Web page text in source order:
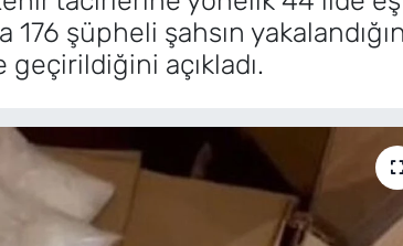
176 şüpheli şahsın
açıkladı.